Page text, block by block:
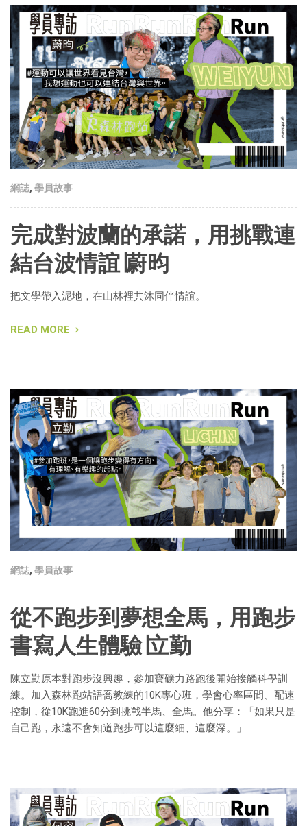
網誌, 學員故事
完成對波蘭的承諾，用挑戰連
結台波情誼∣蔚昀
把文學帶入泥地，在山林裡共沐同伴情誼。
READ MORE
網誌, 學員故事
從不跑步到夢想全馬，用跑步
書寫人生體驗∣立勤
陳立勤原本對跑步沒興趣，參加寶礦力路跑後開始接觸科學訓
練。加入森林跑站語喬教練的10K專心班，學會心率區間、配速
控制，從10K跑進60分到挑戰半馬、全馬。他分享：「如果只是
自己跑，永遠不會知道跑步可以這麼細、這麼深。」